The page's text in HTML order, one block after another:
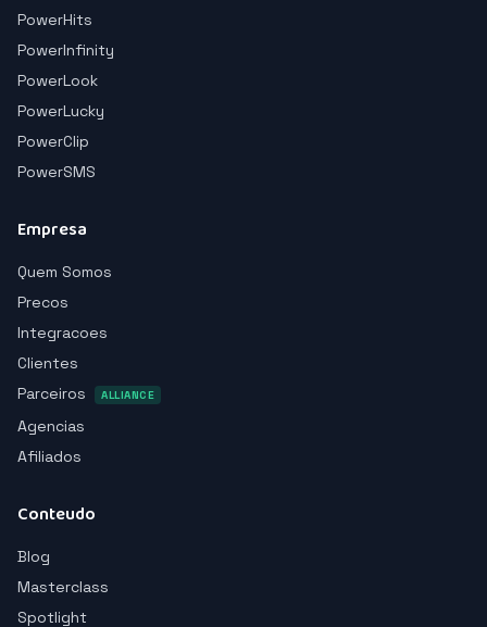
PowerHits
PowerInfinity
PowerLook
PowerLucky
PowerClip
PowerSMS
Empresa
Quem Somos
Precos
Integracoes
Clientes
Parceiros
ALLIANCE
Agencias
Afiliados
Conteudo
Blog
Masterclass
Spotlight